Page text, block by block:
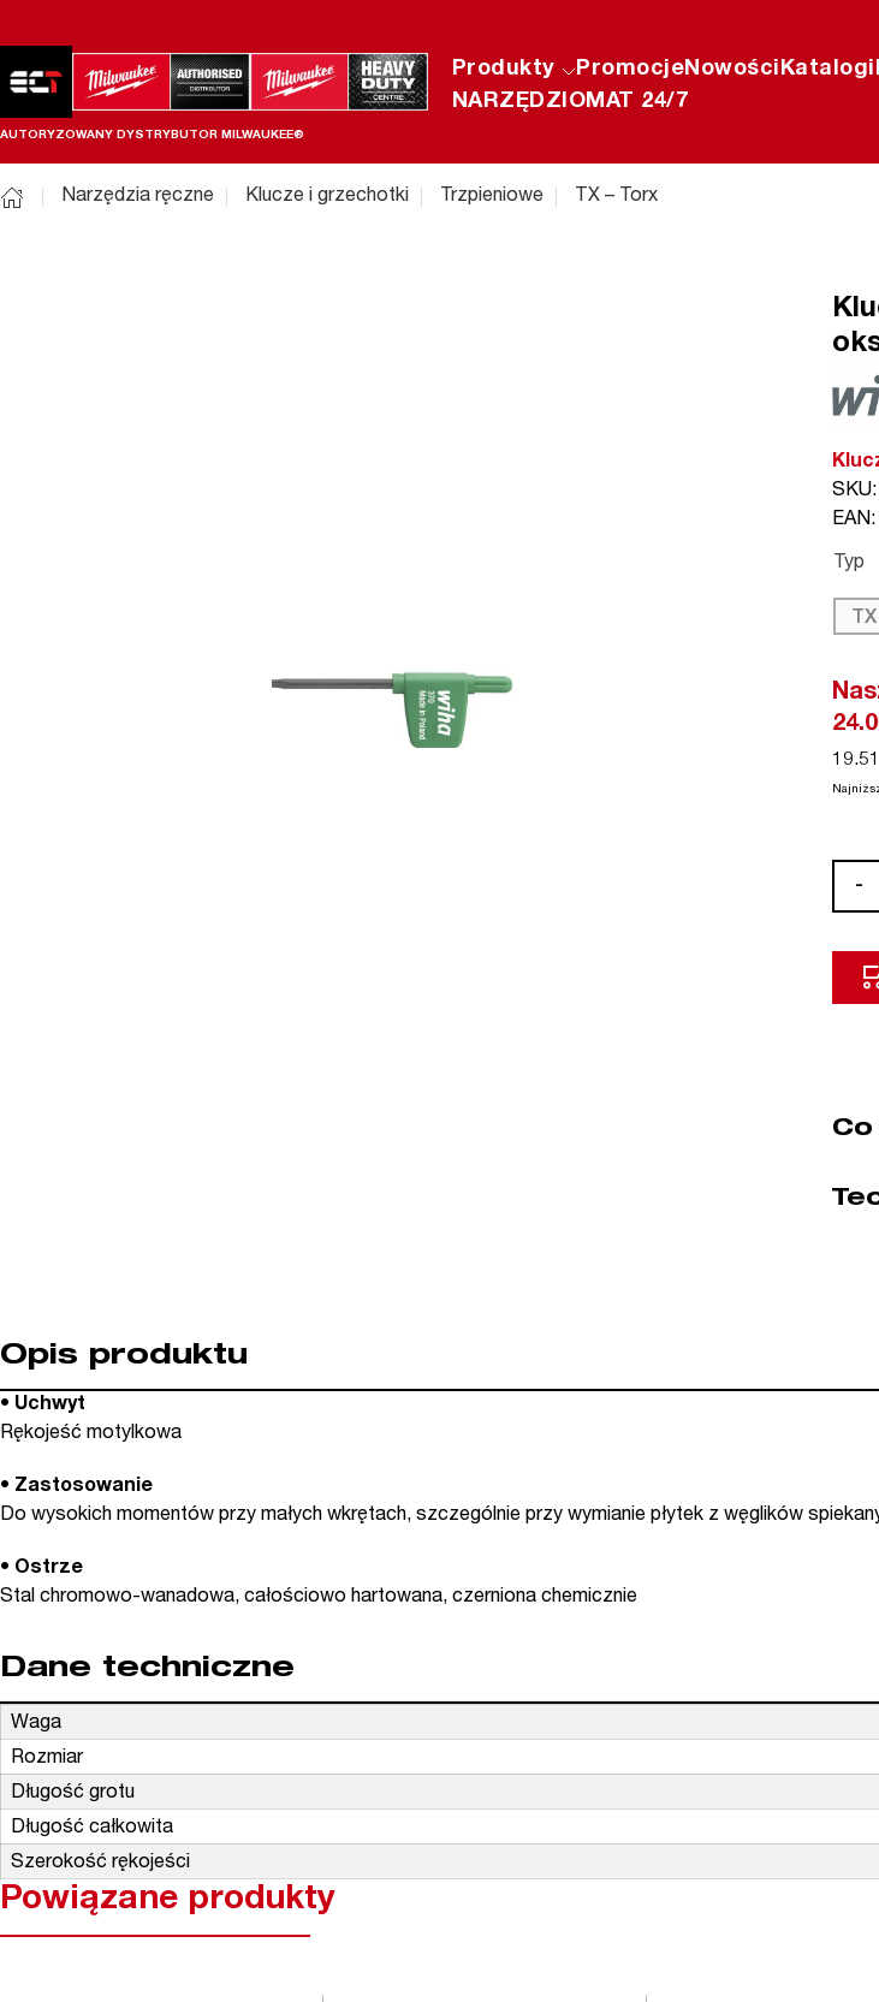
AUTORYZOWANY DYSTRYBUTOR MILWAUKEE®
Produkty PromocjeNowościKatalogi
NARZĘDZIOMAT 24/7
Narzędzia ręczne Klucze i grzechotki Trzpieniowe TX – Torx
Typ
-
Torx
Co
Opis produktu
• Uchwyt
Rękojeść motylkowa
• Zastosowanie
Do wysokich momentów przy małych wkrętach, szczególnie przy wymianie płytek z węglików
• Ostrze
Stal chromowo-wanadowa, całościowo hartowana, czerniona chemicznie
Dane techniczne
Waga
Rozmiar
Długość grotu
Długość całkowita
Szerokość rękojeści
Powiązane produkty